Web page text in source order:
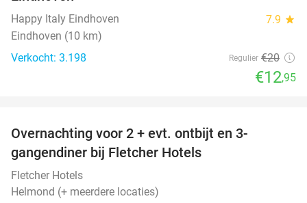
Happy Italy Eindhoven 7.9 star
Eindhoven (10 km)
Verkocht: 3.198
Regulier €20
€12,95
Overnachting voor 2 + evt. ontbijt en 3-
gangendiner bij Fletcher Hotels
Fletcher Hotels
Helmond (+ meerdere locaties)